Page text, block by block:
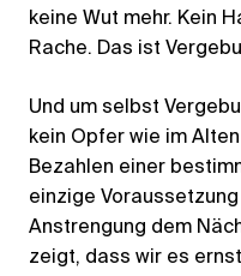
keine Wut mehr. Kein
Rache. Das ist
Und um selbst
kein Opfer wie im
Bezahlen einer
einzige
Anstrengung dem
zeigt, dass wir es